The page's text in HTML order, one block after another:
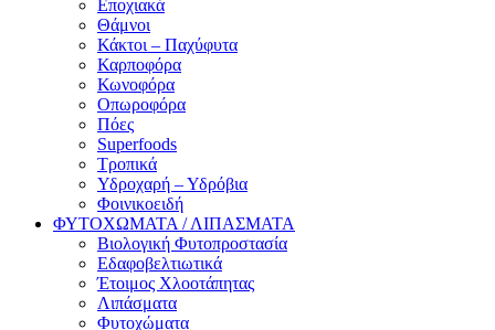
Εποχιακά
Θάμνοι
Κάκτοι – Παχύφυτα
Καρποφόρα
Κωνοφόρα
Οπωροφόρα
Πόες
Superfoods
Τροπικά
Υδροχαρή – Υδρόβια
Φοινικοειδή
ΦΥΤΟΧΩΜΑΤΑ / ΛΙΠΑΣΜΑΤΑ
Βιολογική Φυτοπροστασία
Εδαφοβελτιωτικά
Έτοιμος Χλοοτάπητας
Λιπάσματα
Φυτοχώματα